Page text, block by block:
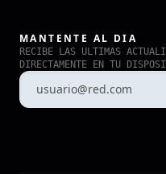
MANTENTE AL DIA
RECIBE LAS ULTIMAS
DIRECTAMENTE EN TU